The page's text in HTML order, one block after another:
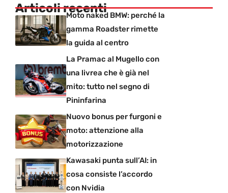
Articoli recentiMoto naked BMW: perché la
gamma Roadster rimette
la guida al centro
La Pramac al Mugello con
una livrea che è già nel
mito: tutto nel segno di
Pininfarina
Nuovo bonus per furgoni e
moto: attenzione alla
motorizzazione
Kawasaki punta sull’AI: in
cosa consiste l’accordo
con Nvidia